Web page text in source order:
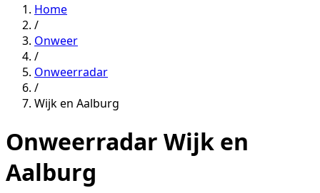
Home
/
Onweer
/
Onweerradar
/
Wijk en Aalburg
Onweerradar Wijk en
Aalburg